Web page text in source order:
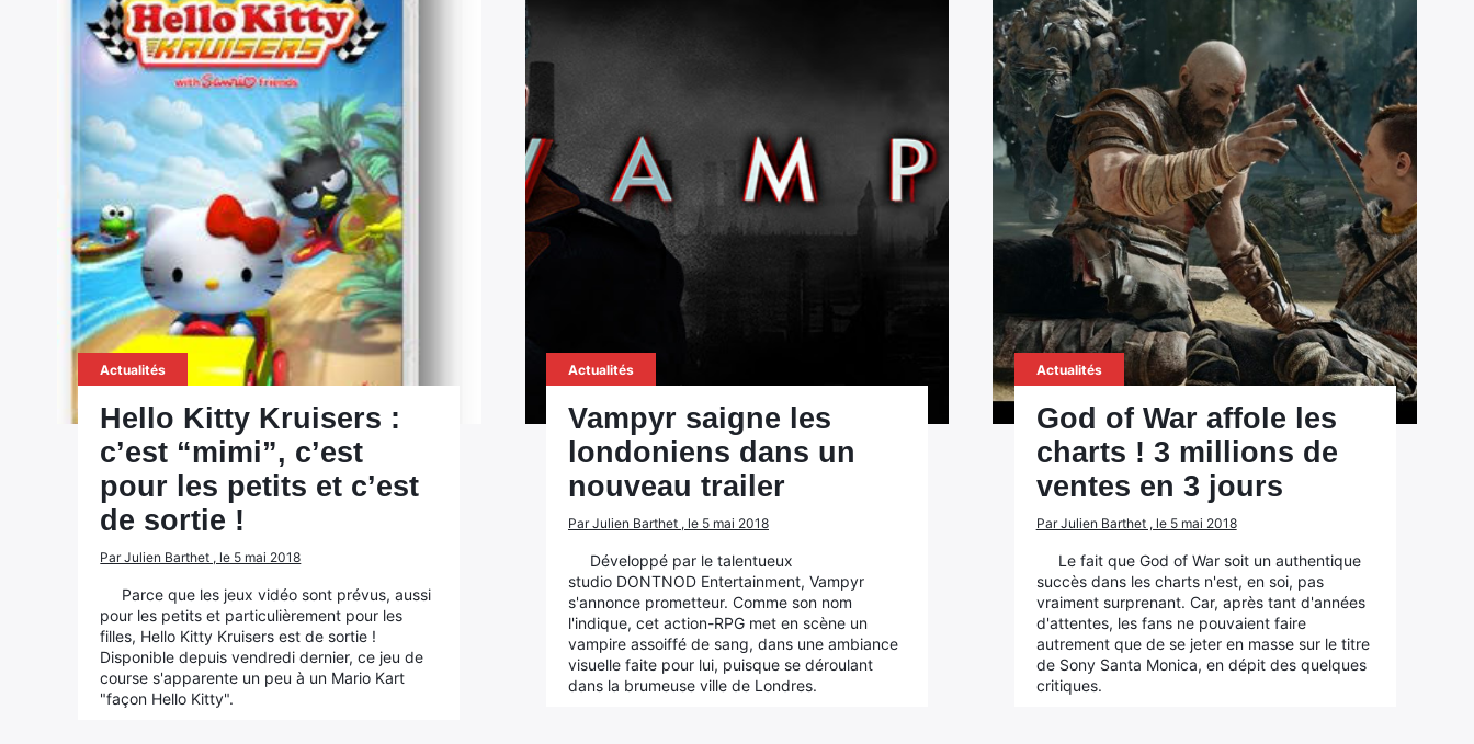
Actualités
Hello Kitty Kruisers :
c’est “mimi”, c’est
pour les petits et c’est
de sortie !
Par Julien Barthet , le 5 mai 2018
Parce que les jeux vidéo sont prévus, aussi
pour les petits et particulièrement pour les
filles, Hello Kitty Kruisers est de sortie !
Disponible depuis vendredi dernier, ce jeu de
course s'apparente un peu à un Mario Kart
"façon Hello Kitty".
Actualités
Vampyr saigne les
londoniens dans un
nouveau trailer
Par Julien Barthet , le 5 mai 2018
Développé par le talentueux
studio DONTNOD Entertainment, Vampyr
s'annonce prometteur. Comme son nom
l'indique, cet action-RPG met en scène un
vampire assoiffé de sang, dans une ambiance
visuelle faite pour lui, puisque se déroulant
dans la brumeuse ville de Londres.
Actualités
God of War affole les
charts ! 3 millions de
ventes en 3 jours
Par Julien Barthet , le 5 mai 2018
Le fait que God of War soit un authentique
succès dans les charts n'est, en soi, pas
vraiment surprenant. Car, après tant d'années
d'attentes, les fans ne pouvaient faire
autrement que de se jeter en masse sur le titre
de Sony Santa Monica, en dépit des quelques
critiques.